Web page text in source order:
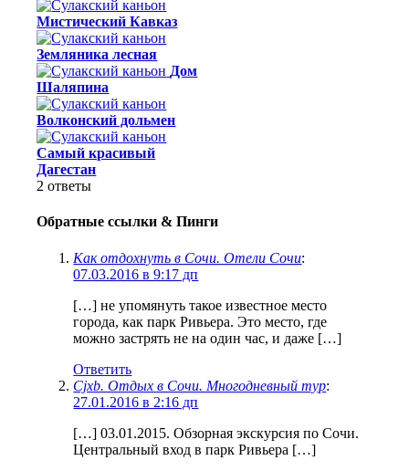
Мистический Кавказ
Земляника лесная
Дом
Шаляпина
Волконский дольмен
Самый красивый
Дагестан
2 ответы
Обратные ссылки & Пинги
Как отдохнуть в Сочи. Отели Сочи:
07.03.2016 в 9:17 дп
[…] не упомянуть такое известное место
города, как парк Ривьера. Это место, где
можно застрять не на один час, и даже […]
Ответить
Сjxb. Отдых в Сочи. Многодневный тур:
27.01.2016 в 2:16 дп
[…] 03.01.2015. Обзорная экскурсия по Сочи.
Центральный вход в парк Ривьера […]